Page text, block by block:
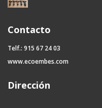
Contacto
Telf.: 915 67 24 03
www.ecoembes.com
Dirección